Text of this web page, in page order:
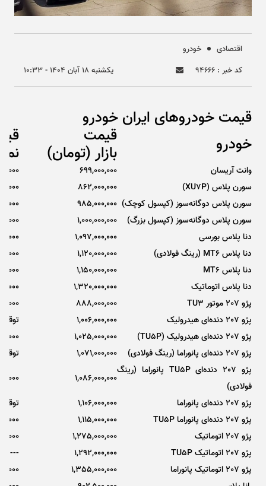
اقتصادی
خودرو
کد خبر : ۹۴۶۶۶
يکشنبه ۱۸ آبان ۱۴۰۴ - ۱۰:۳۳
قیمت خودروهای ایران خودرو
خودرو
قیمت
بازار (تومان)
وانت آریسان 699,000,000
سورن پلاس (XU7P)
862,000,000
سورن پلاس دوگانه‌سوز (کپسول کوچک) 985,000,000
سورن پلاس دوگانه‌سوز (کپسول بزرگ)
1,000,000,000
دنا پلاس بورسی
1,097,000,000
دنا پلاس MT6 (رینگ فولادی)
1,120,000,000
دنا پلاس MT6
1,150,000,000
دنا پلاس اتوماتیک
1,320,000,000
پژو 207 موتور TU3
888,000,000
پژو 207 دنده‌ای هیدرولیک
1,006,000,000
پژو 207 دنده‌ای هیدرولیک (TU5P)
1,025,000,000
پژو 207 دنده‌ای پانوراما (رینگ فولادی)
1,071,000,000
پژو 207 دنده‌ای TU5P پانوراما (رینگ
فولادی)
1,086,000,000
پژو 207 دنده‌ای پانوراما
1,106,000,000
پژو 207 دنده‌ای پانوراما TU5P
1,115,000,000
پژو 207 اتوماتیک
1,275,000,000
پژو 207 اتوماتیک TU5P
1,292,000,000
---
پژو 207 اتوماتیک پانوراما
1,355,000,000